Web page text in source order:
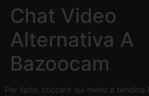
Chat Video
Alternativa A
Bazoocam
Per farlo, cliccate sul menu a tendina